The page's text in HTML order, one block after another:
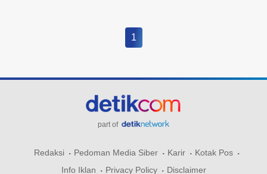
1
part of
Redaksi Pedoman Media Siber Karir
Kotak Pos
Info Iklan
Privacy Policy Disclaimer